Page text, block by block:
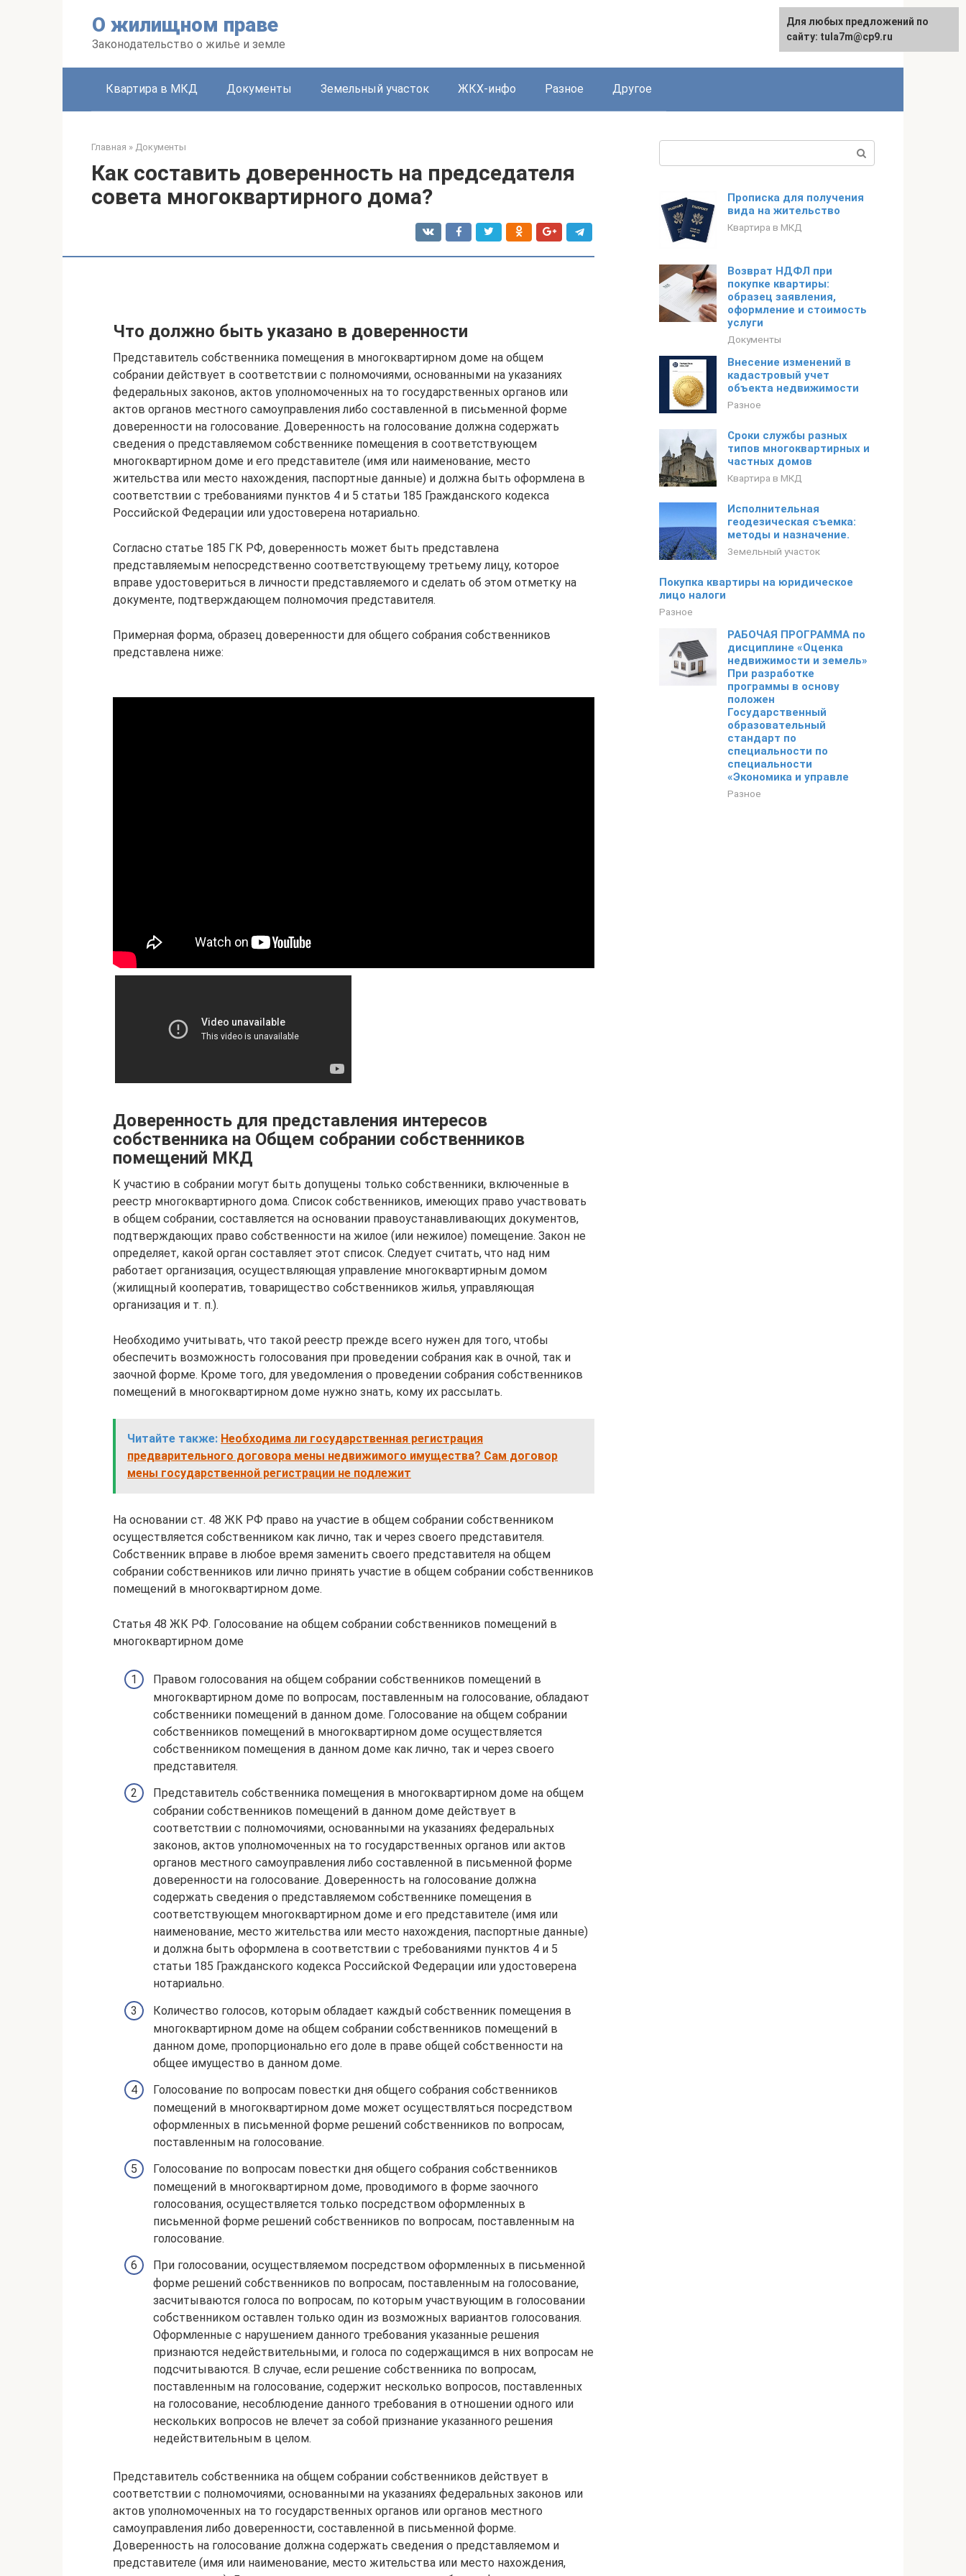
О жилищном праве
Законодательство о жилье и земле
Квартира в МКД Документы Земельный участок ЖКХ-инфо Разное Другое
Главная » Документы
Как составить доверенность на председателя
совета многоквартирного дома?
Что должно быть указано в доверенности
Представитель собственника помещения в многоквартирном доме на общем
собрании действует в соответствии с полномочиями, основанными на указаниях
федеральных законов, актов уполномоченных на то государственных органов или
актов органов местного самоуправления либо составленной в письменной форме
доверенности на голосование. Доверенность на голосование должна содержать
сведения о представляемом собственнике помещения в соответствующем
многоквартирном доме и его представителе (имя или наименование, место
жительства или место нахождения, паспортные данные) и должна быть оформлена в
соответствии с требованиями пунктов 4 и 5 статьи 185 Гражданского кодекса
Российской Федерации или удостоверена нотариально.
Согласно статье 185 ГК РФ, доверенность может быть представлена
представляемым непосредственно соответствующему третьему лицу, которое
вправе удостовериться в личности представляемого и сделать об этом отметку на
документе, подтверждающем полномочия представителя.
Примерная форма, образец доверенности для общего собрания собственников
представлена ниже:
Доверенность для представления интересов
собственника на Общем собрании собственников
помещений МКД
К участию в собрании могут быть допущены только собственники, включенные в
реестр многоквартирного дома. Список собственников, имеющих право участвовать
в общем собрании, составляется на основании правоустанавливающих документов,
подтверждающих право собственности на жилое (или нежилое) помещение. Закон не
определяет, какой орган составляет этот список. Следует считать, что над ним
работает организация, осуществляющая управление многоквартирным домом
(жилищный кооператив, товарищество собственников жилья, управляющая
организация и т. п.).
Необходимо учитывать, что такой реестр прежде всего нужен для того, чтобы
обеспечить возможность голосования при проведении собрания как в очной, так и
заочной форме. Кроме того, для уведомления о проведении собрания собственников
помещений в многоквартирном доме нужно знать, кому их рассылать.
Читайте также: Необходима ли государственная регистрация
предварительного договора мены недвижимого имущества? Сам договор
мены государственной регистрации не подлежит
На основании ст. 48 ЖК РФ право на участие в общем собрании собственником
осуществляется собственником как лично, так и через своего представителя.
Собственник вправе в любое время заменить своего представителя на общем
собрании собственников или лично принять участие в общем собрании собственников
помещений в многоквартирном доме.
Статья 48 ЖК РФ. Голосование на общем собрании собственников помещений в
многоквартирном доме
Правом голосования на общем собрании собственников помещений в
многоквартирном доме по вопросам, поставленным на голосование, обладают
собственники помещений в данном доме. Голосование на общем собрании
собственников помещений в многоквартирном доме осуществляется
собственником помещения в данном доме как лично, так и через своего
представителя.
Представитель собственника помещения в многоквартирном доме на общем
собрании собственников помещений в данном доме действует в
соответствии с полномочиями, основанными на указаниях федеральных
законов, актов уполномоченных на то государственных органов или актов
органов местного самоуправления либо составленной в письменной форме
доверенности на голосование. Доверенность на голосование должна
содержать сведения о представляемом собственнике помещения в
соответствующем многоквартирном доме и его представителе (имя или
наименование, место жительства или место нахождения, паспортные данные)
и должна быть оформлена в соответствии с требованиями пунктов 4 и 5
статьи 185 Гражданского кодекса Российской Федерации или удостоверена
нотариально.
Количество голосов, которым обладает каждый собственник помещения в
многоквартирном доме на общем собрании собственников помещений в
данном доме, пропорционально его доле в праве общей собственности на
общее имущество в данном доме.
Голосование по вопросам повестки дня общего собрания собственников
помещений в многоквартирном доме может осуществляться посредством
оформленных в письменной форме решений собственников по вопросам,
поставленным на голосование.
Голосование по вопросам повестки дня общего собрания собственников
помещений в многоквартирном доме, проводимого в форме заочного
голосования, осуществляется только посредством оформленных в
письменной форме решений собственников по вопросам, поставленным на
голосование.
При голосовании, осуществляемом посредством оформленных в письменной
форме решений собственников по вопросам, поставленным на голосование,
засчитываются голоса по вопросам, по которым участвующим в голосовании
собственником оставлен только один из возможных вариантов голосования.
Оформленные с нарушением данного требования указанные решения
признаются недействительными, и голоса по содержащимся в них вопросам не
подсчитываются. В случае, если решение собственника по вопросам,
поставленным на голосование, содержит несколько вопросов, поставленных
на голосование, несоблюдение данного требования в отношении одного или
нескольких вопросов не влечет за собой признание указанного решения
недействительным в целом.
Представитель собственника на общем собрании собственников действует в
соответствии с полномочиями, основанными на указаниях федеральных законов или
актов уполномоченных на то государственных органов или органов местного
самоуправления либо доверенности, составленной в письменной форме.
Доверенность на голосование должна содержать сведения о представляемом и
представителе (имя или наименование, место жительства или место нахождения,
Прописка для получения
вида на жительство
Квартира в МКД
Возврат НДФЛ при
покупке квартиры:
образец заявления,
оформление и стоимость
услуги
Документы
Внесение изменений в
кадастровый учет
объекта недвижимости
Разное
Сроки службы разных
типов многоквартирных и
частных домов
Квартира в МКД
Исполнительная
геодезическая съемка:
методы и назначение.
Земельный участок
Покупка квартиры на юридическое
лицо налоги
Разное
РАБОЧАЯ ПРОГРАММА по
дисциплине «Оценка
недвижимости и земель»
При разработке
программы в основу
положен
Государственный
образовательный
стандарт по
специальности по
специальности
«Экономика и управле
Разное
Для любых предложений по
сайту: tula7m@cp9.ru